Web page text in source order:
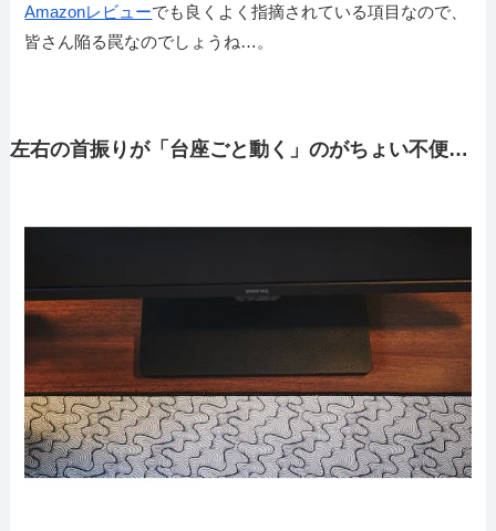
Amazonレビューでも良くよく指摘されている項目なので、
皆さん陥る罠なのでしょうね…。
左右の首振りが「台座ごと動く」のがちょい不便…